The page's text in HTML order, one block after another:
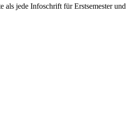
als jede Infoschrift für Erstsemester und